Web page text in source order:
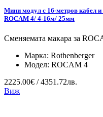
Мини модул с 16-метров кабел
ROCAM 4/ 4-16м/ 25мм
Сменяемата макара за
Марка: Rothenberger
Модел: ROCAM 4
2225.00€ / 4351.72лв.
Виж